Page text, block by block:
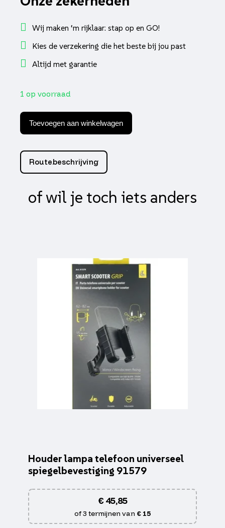
Wij maken ‘m rijklaar: stap op en GO!
Kies de verzekering die het beste bij jou past
Altijd met garantie
1 op voorraad
michelin
wegprofiel
grip
110/70x12
aantal
Toevoegen aan winkelwagen
Routebeschrijving
of wil je toch iets anders
Houder lampa telefoon universeel
spiegelbevestiging 91579
€45,85
of 3 termijnen van € 15